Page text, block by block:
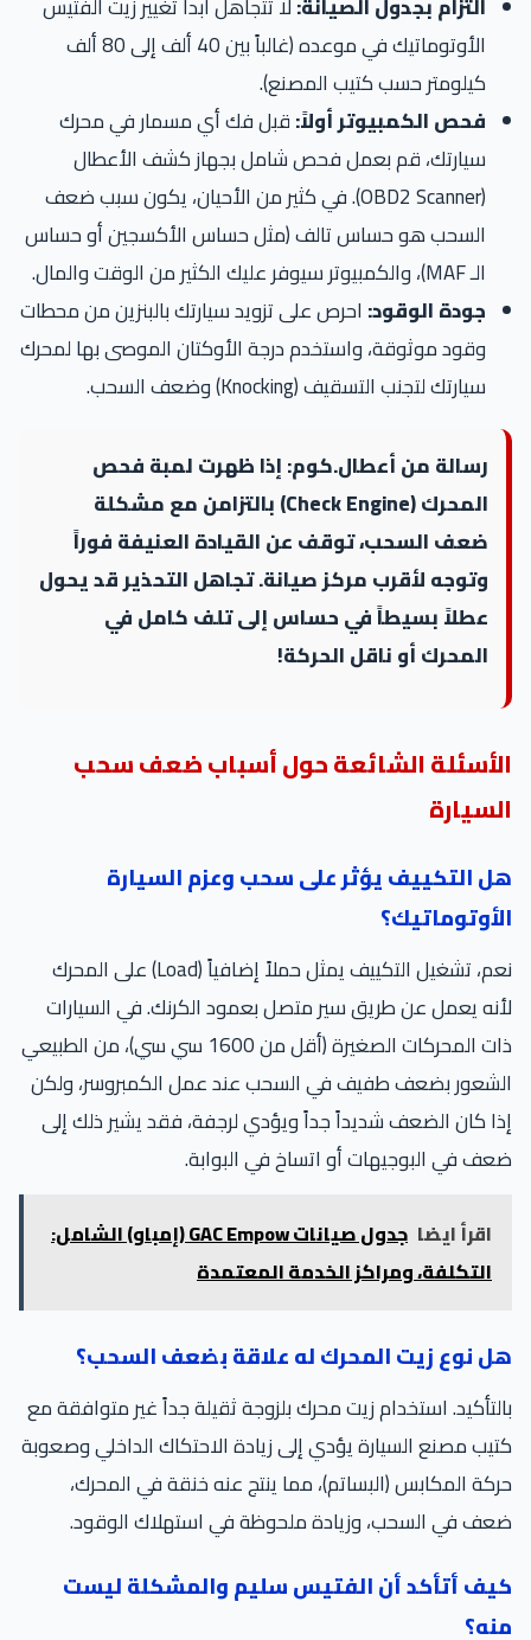
الأوتوماتيك في موعده (غالباً بين 40 ألف إلى 80 ألف
كيلومتر حسب كتيب المصنع).
فحص الكمبيوتر أولاً:قبل فك أي مسمار في محرك
سيارتك، قم بعمل فحص شامل بجهاز كشف الأعطال
(OBD2 Scanner). في كثير من الأحيان، يكون سبب ضعف
السحب هو حساس تالف (مثل حساس الأكسجين أو حساس
الـ MAF)، والكمبيوتر سيوفر عليك الكثير من الوقت والمال.
جودة الوقود: احرص على تزويد سيارتك بالبنزين من محطات
وقود موثوقة، واستخدم درجة الأوكتان الموصى بها لمحرك
سيارتك لتجنب التسقيف (Knocking) وضعف السحب.
رسالة من أعطال.كوم: إذا ظهرت لمبة فحص
المحرك (Check Engine) بالتزامن مع مشكلة
ضعف السحب، توقف عن القيادة العنيفة فوراً
وتوجه لأقرب مركز صيانة. تجاهل التحذير قد يحول
عطلاً بسيطاً في حساس إلى تلف كامل في
المحرك أو ناقل الحركة!
الأسئلة الشائعة حول أسباب ضعف سحب
السيارة
هل التكييف يؤثر على سحب وعزم السيارة
الأوتوماتيك؟
نعم، تشغيل التكييف يمثل حملاً إضافياً (Load) على المحرك
لأنه يعمل عن طريق سير متصل بعمود الكرنك. في السيارات
ذات المحركات الصغيرة (أقل من 1600 سي سي)، من الطبيعي
الشعور بضعف طفيف في السحب عند عمل الكمبروسر، ولكن
إذا كان الضعف شديداً جداً ويؤدي لرجفة، فقد يشير ذلك إلى
ضعف في البوجيهات أو اتساخ في البوابة.
اقرأ ايضا
جدول صيانات GAC Empow (إمباو) الشامل:
التكلفة، ومراكز الخدمة المعتمدة
هل نوع زيت المحرك له علاقة بضعف السحب؟
بالتأكيد. استخدام زيت محرك بلزوجة ثقيلة جداً غير متوافقة مع
كتيب مصنع السيارة يؤدي إلى زيادة الاحتكاك الداخلي وصعوبة
حركة المكابس (البساتم)، مما ينتج عنه خنقة في المحرك،
ضعف في السحب، وزيادة ملحوظة في استهلاك الوقود.
كيف أتأكد أن الفتيس سليم والمشكلة ليست
منه؟